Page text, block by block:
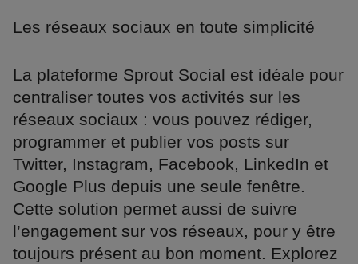
Les réseaux sociaux en toute simplicité
La plateforme Sprout Social est idéale pour
centraliser toutes vos activités sur les
réseaux sociaux : vous pouvez rédiger,
programmer et publier vos posts sur
Twitter, Instagram, Facebook, LinkedIn et
Google Plus depuis une seule fenêtre.
Cette solution permet aussi de suivre
l’engagement sur vos réseaux, pour y être
toujours présent au bon moment. Explorez